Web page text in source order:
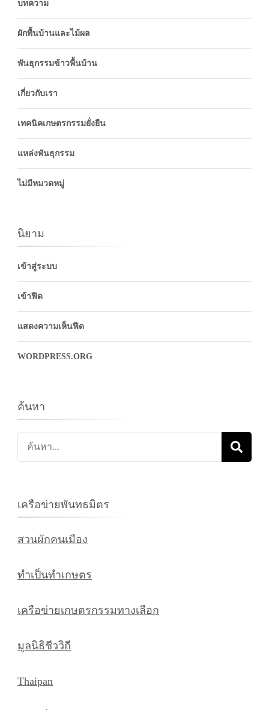
บทความ
ผักพื้นบ้านและไม้ผล
พันธุกรรมข้าวพื้นบ้าน
เกี่ยวกับเรา
เทคนิคเกษตรกรรมยั่งยืน
แหล่งพันธุกรรม
ไม่มีหมวดหมู่
นิยาม
เข้าสู่ระบบ
เข้าฟีด
แสดงความเห็นฟีด
WORDPRESS.ORG
ค้นหา
ค้นหา
เกี่ยว
เครือข่ายพันทธมิตร
สวนผักคนเมือง
ทำเป็นทำเกษตร
เครือข่ายเกษตรกรรมทางเลือก
มูลนิธิชีววิถี
Thaipan